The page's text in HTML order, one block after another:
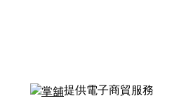
提供電子商貿服務